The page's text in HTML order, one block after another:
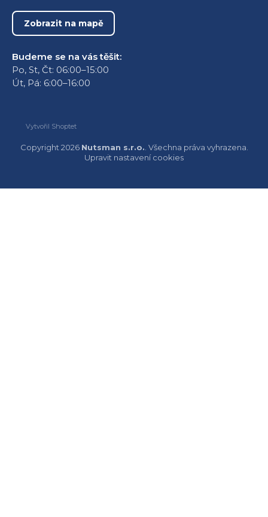
Zobrazit na mapě
Budeme se na vás těšit:
Po, St, Čt: 06:00–15:00
Út, Pá: 6:00–16:00
Vytvořil Shoptet
Copyright 2026 Nutsman s.r.o.. Všechna práva vyhrazena.
Upravit nastavení cookies